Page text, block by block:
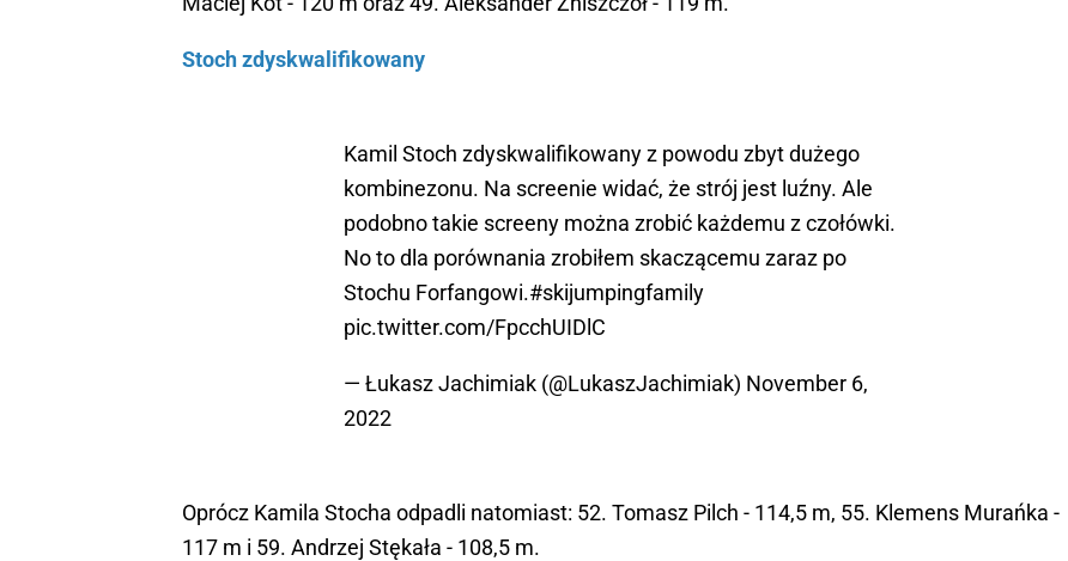
Stoch zdyskwalifikowany
Kamil Stoch zdyskwalifikowany z powodu zbyt dużego
kombinezonu. Na screenie widać, że strój jest luźny. Ale
podobno takie screeny można zrobić każdemu z czołówki.
No to dla porównania zrobiłem skaczącemu zaraz po
Stochu Forfangowi.#skijumpingfamily
pic.twitter.com/FpcchUIDlC
— Łukasz Jachimiak (@LukaszJachimiak) November 6,
2022
Oprócz Kamila Stocha odpadli natomiast: 52. Tomasz Pilch - 114,5 m, 55. Klemens Murańka -
117 m i 59. Andrzej Stękała - 108,5 m.